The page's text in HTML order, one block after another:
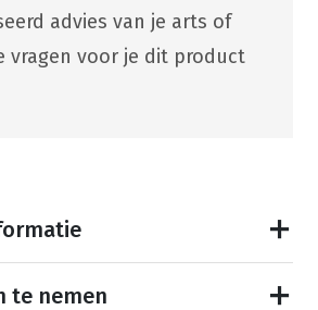
advies van je arts of
vragen voor je dit product
te nemen